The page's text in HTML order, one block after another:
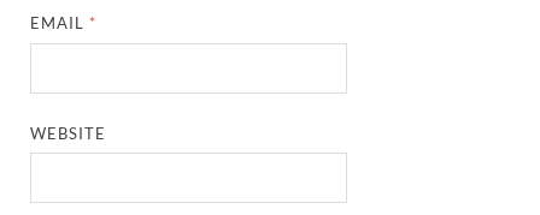
EMAIL *
WEBSITE